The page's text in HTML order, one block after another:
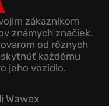
zákazníkom
známych značiek.
od rôznych
každému
jeho vozidlo.
Wawex